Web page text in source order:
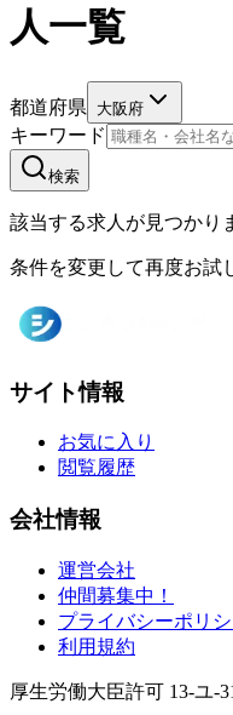
人一覧
都道府県 大阪府
キーワード
検索
該当する求人が見つかり
条件を変更して再度お試
サイト情報
お気に入り
閲覧履歴
会社情報
運営会社
仲間募集中！
プライバシーポリ
利用規約
厚生労働大臣許可 13-ユ-